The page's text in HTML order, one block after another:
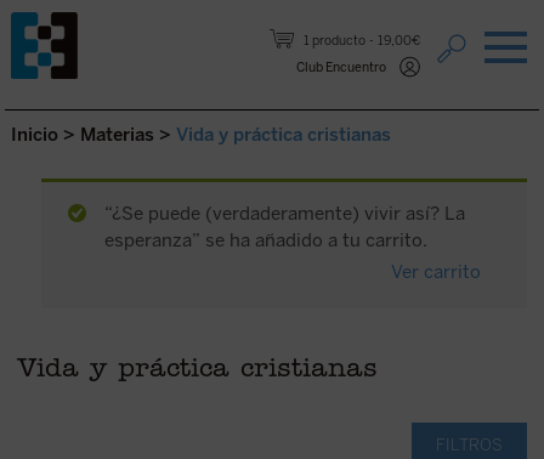
1 producto
19,00€
Club Encuentro
Saltar al contenido.
Inicio > Materias > Vida y práctica cristianas
“¿Se puede (verdaderamente) vivir así? La
esperanza” se ha añadido a tu carrito.
Ver carrito
Vida y práctica cristianas
FILTROS